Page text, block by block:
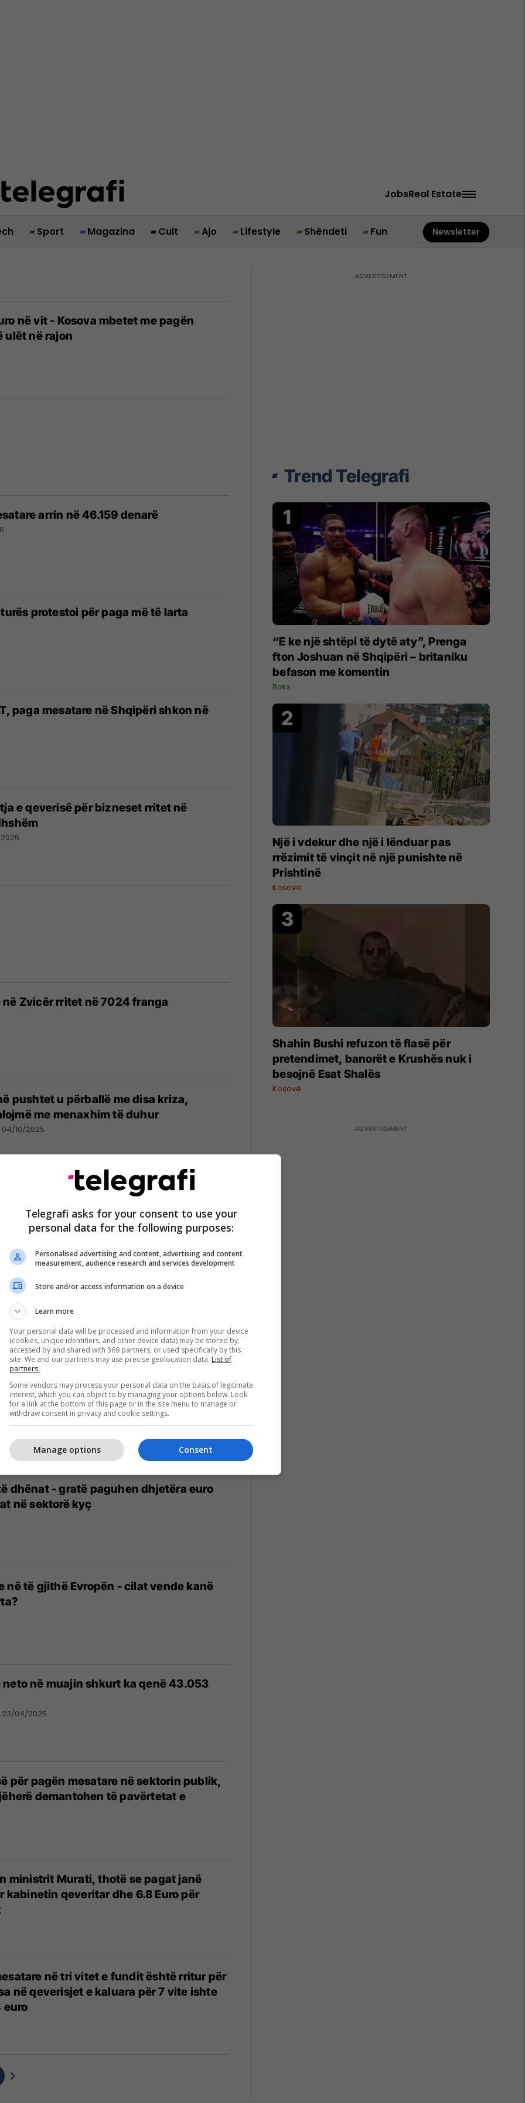
JobsReal Estate
Sport Magazina Cult Ajo Lifestyle Shëndeti Fun Newsletter
në vit - Kosova mbetet me pagën
ulët në rajon
arrin në 46.159 denarë
protestoi për paga më të larta
paga mesatare në Shqipëri shkon në
e qeverisë për bizneset rritet në
në Zvicër rritet në 7024 franga
pushtet u përballë me disa kriza,
me menaxhim të duhur
04/10/2025
neto në prill 45.452 denarë
20/06/2025
në sektorin privat, sindikalistët e
Muratit
dhënat - gratë paguhen dhjetëra euro
në sektorë kyç
në të gjithë Evropën - cilat vende kanë
neto në muajin shkurt ka qenë 43.053
23/04/2025
për pagën mesatare në sektorin publik,
demantohen të pavërtetat e
ministrit Murati, thotë se pagat janë
kabinetin qeveritar dhe 6.8 Euro për
në tri vitet e fundit është rritur për
në qeverisjet e kaluara për 7 vite ishte
euro
Trend Telegrafi
“E ke një shtëpi të dytë aty”, Prenga
fton Joshuan në Shqipëri – britaniku
befason me komentin
Boks
Një i vdekur dhe një i lënduar pas
rrëzimit të vinçit në një punishte në
Prishtinë
Kosovë
Shahin Bushi refuzon të flasë për
pretendimet, banorët e Krushës nuk i
besojnë Esat Shalës
Kosovë
Telegrafi asks for your consent to use your
personal data for the following purposes:
Personalised advertising and content, advertising and content
measurement, audience research and services development
Store and/or access information on a device
Learn more
Your personal data will be processed and information from your device
(cookies, unique identifiers, and other device data) may be stored by,
accessed by and shared with 369 partners, or used specifically by this
site. We and our partners may use precise geolocation data. List of
partners.
Some vendors may process your personal data on the basis of legitimate
interest, which you can object to by managing your options below. Look
for a link at the bottom of this page or in the site menu to manage or
withdraw consent in privacy and cookie settings.
Consent
Manage options